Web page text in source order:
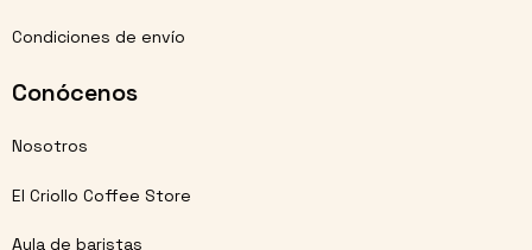
Condiciones de envío
Conócenos
Nosotros
El Criollo Coffee Store
Aula de baristas